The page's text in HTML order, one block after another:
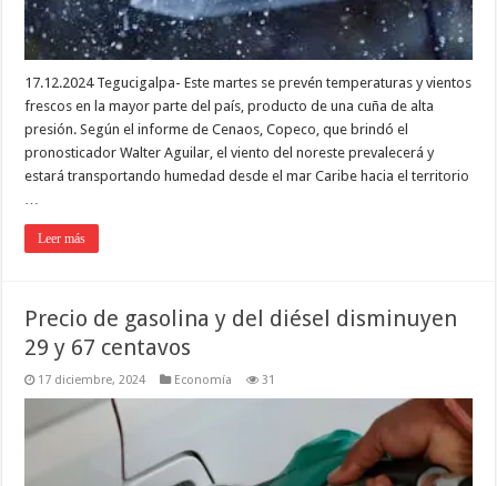
17.12.2024 Tegucigalpa- Este martes se prevén temperaturas y vientos
frescos en la mayor parte del país, producto de una cuña de alta
presión. Según el informe de Cenaos, Copeco, que brindó el
pronosticador Walter Aguilar, el viento del noreste prevalecerá y
estará transportando humedad desde el mar Caribe hacia el territorio
…
Leer más
Precio de gasolina y del diésel disminuyen
29 y 67 centavos
17 diciembre, 2024 Economía 31